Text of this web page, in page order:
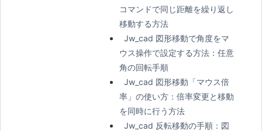
コマンドで同じ距離を繰り返し
移動する方法
Jw_cad 図形移動で角度をマ
ウス操作で設定する方法：任意
角の回転手順
Jw_cad 図形移動「マウス倍
率」の使い方：倍率変更と移動
を同時に行う方法
Jw_cad 反転移動の手順：図